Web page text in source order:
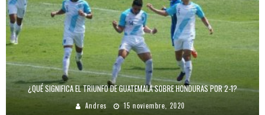
¿QUÉ SIGNIFICA EL TRIUNFO DE GUATEMALA SOBRE HONDURAS POR 2-1?
Andres 15 noviembre, 2020